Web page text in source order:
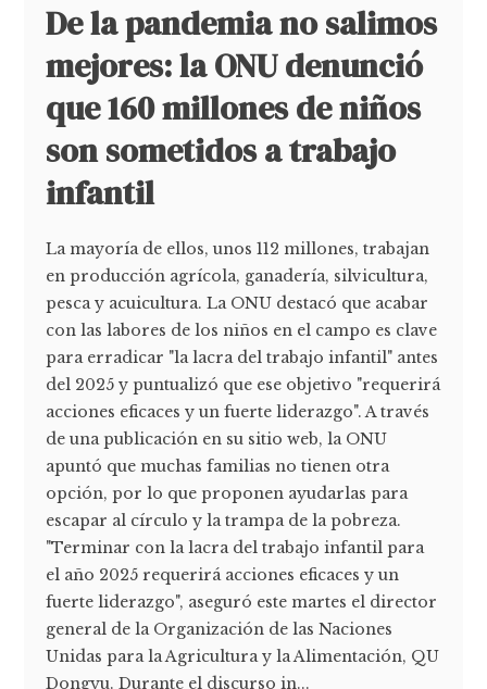
De la pandemia no salimos
mejores: la ONU denunció
que 160 millones de niños
son sometidos a trabajo
infantil
La mayoría de ellos, unos 112 millones, trabajan
en producción agrícola, ganadería, silvicultura,
pesca y acuicultura. La ONU destacó que acabar
con las labores de los niños en el campo es clave
para erradicar "la lacra del trabajo infantil" antes
del 2025 y puntualizó que ese objetivo "requerirá
acciones eficaces y un fuerte liderazgo". A través
de una publicación en su sitio web, la ONU
apuntó que muchas familias no tienen otra
opción, por lo que proponen ayudarlas para
escapar al círculo y la trampa de la pobreza.
"Terminar con la lacra del trabajo infantil para
el año 2025 requerirá acciones eficaces y un
fuerte liderazgo", aseguró este martes el director
general de la Organización de las Naciones
Unidas para la Agricultura y la Alimentación, QU
Dongyu. Durante el discurso in...